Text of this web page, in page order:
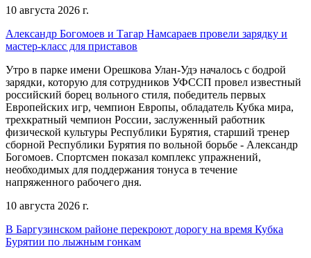
10 августа 2026 г.
Александр Богомоев и Тагар Намсараев провели зарядку и
мастер-класс для приставов
Утро в парке имени Орешкова Улан-Удэ началось с бодрой
зарядки, которую для сотрудников УФССП провел известный
российский борец вольного стиля, победитель первых
Европейских игр, чемпион Европы, обладатель Кубка мира,
трехкратный чемпион России, заслуженный работник
физической культуры Республики Бурятия, старший тренер
сборной Республики Бурятия по вольной борьбе - Александр
Богомоев. Спортсмен показал комплекс упражнений,
необходимых для поддержания тонуса в течение
напряженного рабочего дня.
10 августа 2026 г.
В Баргузинском районе перекроют дорогу на время Кубка
Бурятии по лыжным гонкам